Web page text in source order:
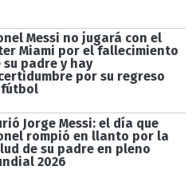
Messi no jugará con el
Miami por el fallecimiento
su padre y hay
por su regreso
Jorge Messi: el día que
rompió en llanto por la
de su padre en pleno
2026